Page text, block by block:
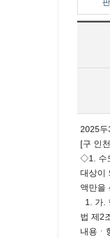
2025
[구 인
◇1. 수
대상이
액만을
1. 가.
법 제2
내용ㆍ